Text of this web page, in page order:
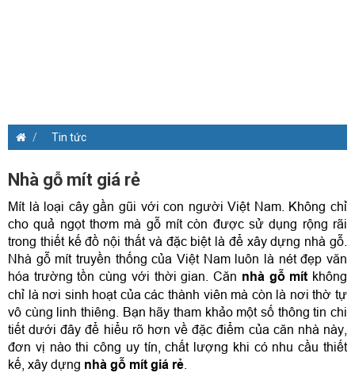
Tin tức
Nhà gỗ mít giá rẻ
Mít là loại cây gần gũi với con người Việt Nam. Không chỉ
cho quả ngọt thơm mà gỗ mít còn được sử dụng rộng rãi
trong thiết kế đồ nội thất và đặc biệt là để xây dựng nhà gỗ.
Nhà gỗ mít truyền thống của Việt Nam luôn là nét đẹp văn
hóa trường tồn cùng với thời gian. Căn nhà gỗ mít không
chỉ là nơi sinh hoạt của các thành viên mà còn là nơi thờ tự
vô cùng linh thiêng. Bạn hãy tham khảo một số thông tin chi
tiết dưới đây để hiểu rõ hơn về đặc điểm của căn nhà này,
đơn vị nào thi công uy tín, chất lượng khi có nhu cầu thiết
kế, xây dựng nhà gỗ mít giá rẻ